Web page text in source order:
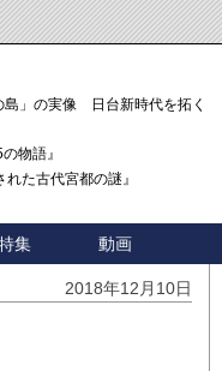
」の実像 日台新時代を拓く「3
物語』
た古代宮都の謎』
集 動画
2018年12月10日